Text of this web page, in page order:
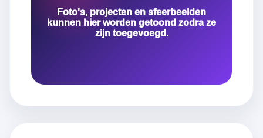
Foto's, projecten en sfeerbeelden
kunnen hier worden getoond zodra ze
zijn toegevoegd.